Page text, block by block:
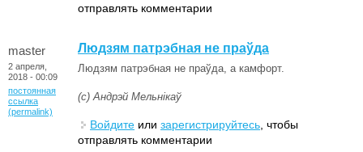
отправлять комментарии
master
2 апреля,
2018 - 00:09
постоянная
ссылка
(permalink)
Людзям патрэбная не праўда
Людзям патрэбная не праўда, а камфорт.
(с) Андрэй Мельнікаў
Войдите или зарегистрируйтесь , чтобы
отправлять комментарии